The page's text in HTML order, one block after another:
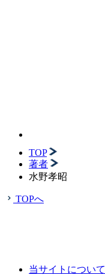
TOP
著者
水野孝昭
TOPへ
当サイトについて